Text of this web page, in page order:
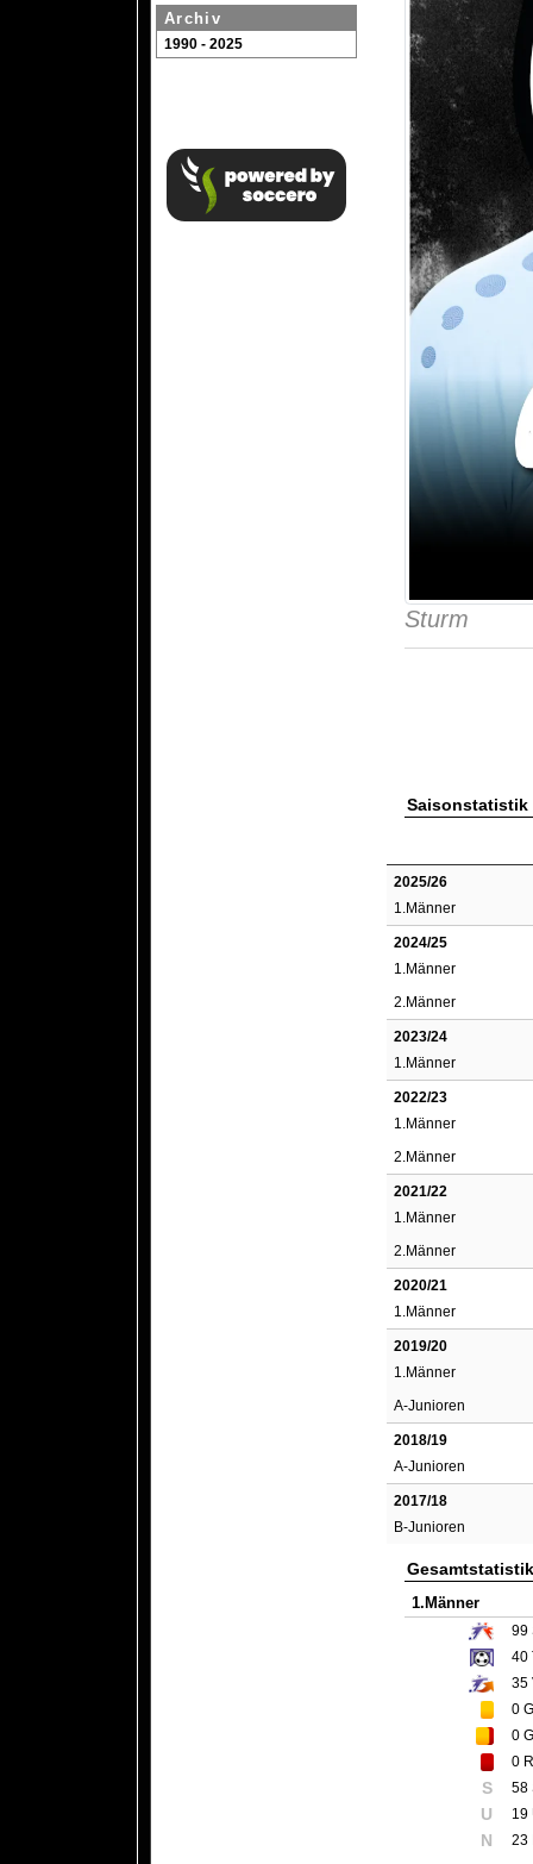
Archiv
1990 - 2025
Sturm
Saisonstatistik
2025/26
1.Männer
2024/25
1.Männer
2.Männer
2023/24
1.Männer
2022/23
1.Männer
2.Männer
2021/22
1.Männer
2.Männer
2020/21
1.Männer
2019/20
1.Männer
A-Junioren
2018/19
A-Junioren
2017/18
B-Junioren
Gesamtstatistik
1.Männer
99
40
35
0
0
0
S 58
U 19
N 23